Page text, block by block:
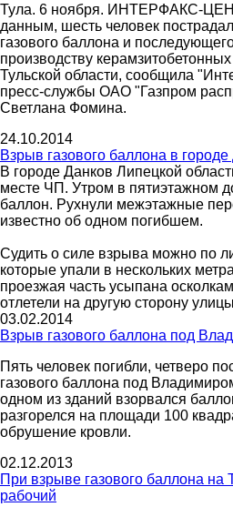
Тула. 6 ноября. ИНТЕРФАКС-
данным, шесть человек
газового баллона и
производству
Тульской области, сообщила
пресс-службы ОАО "Газпром
Светлана Фомина.
24.10.2014
Взрыв газового баллона в
В городе Данков Липецкой
месте ЧП. Утром в пятиэтажном
баллон. Рухнули межэтажные
известно об одном погибшем.
Судить о силе взрыва можно по
которые упали в нескольких
проезжая часть усыпана
отлетели на другую сторону
03.02.2014
Взрыв газового баллона под
Пять человек погибли, четверо
газового баллона под
одном из зданий взорвался
разгорелся на площади 100
обрушение кровли.
02.12.2013
При взрыве газового баллона
рабочий